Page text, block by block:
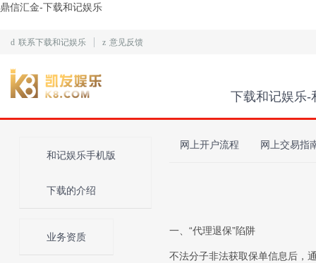
鼎信汇金-下载和记娱乐
d 联系下载和记娱乐 z 意见反馈
下载和记娱乐-
和记娱乐手机版
下载的介绍
业务资质
网上开户流程 网上交易指
一、“代理退保”陷阱
不法分子非法获取保单信息后，